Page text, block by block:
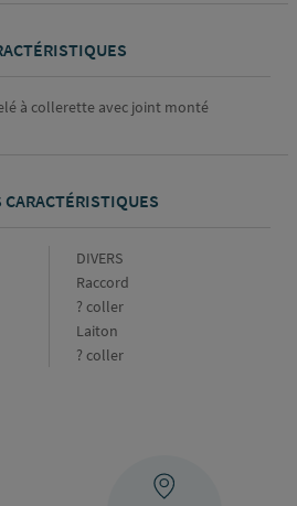
à collerette avec joint monté
CARACTÉRISTIQUES
Gamme
DIVERS
Forme
Raccord
Raccordement
? coller
Matière
Laiton
Type
? coller